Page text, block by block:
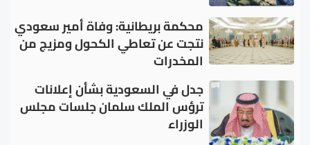
محكمة بريطانية: وفاة أمير سعودي
نتجت عن تعاطي الكحول ومزيج من
المخدرات
جدل في السعودية بشأن إعلانات
ترؤس الملك سلمان جلسات مجلس
الوزراء